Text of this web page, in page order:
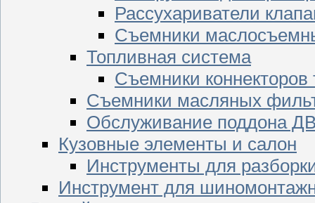
Рассухариватели
Съемники
Топливная система
Съемники
Съемники масляных
Обслуживание поддона
Кузовные элементы и салон
Инструменты для
Инструмент для